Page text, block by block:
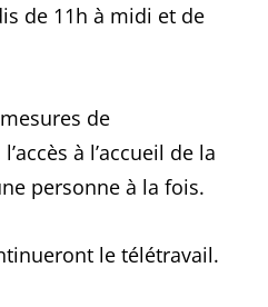
de 11h à midi et de
de
à l’accueil de la
personne à la fois.
le télétravail.